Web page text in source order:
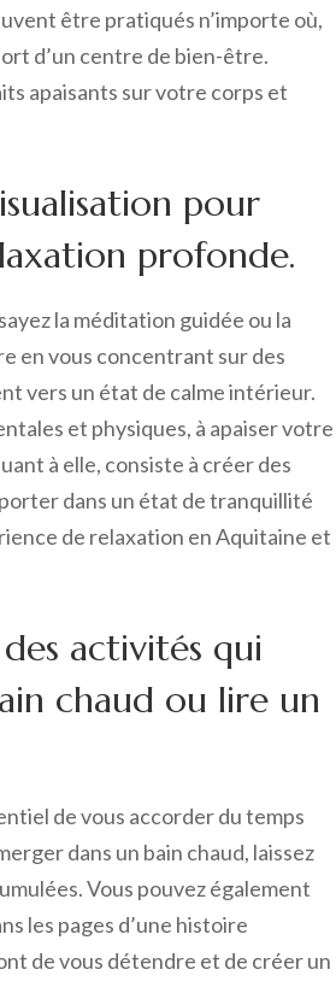
être pratiqués n’importe où,
d’un centre de bien-être.
apaisants sur votre corps et
pour
profonde.
la méditation guidée ou la
en vous concentrant sur des
vers un état de calme intérieur.
et physiques, à apaiser votre
à elle, consiste à créer des
dans un état de tranquillité
de relaxation en Aquitaine et
activités qui
chaud ou lire un
de vous accorder du temps
dans un bain chaud, laissez
Vous pouvez également
les pages d’une histoire
de vous détendre et de créer un